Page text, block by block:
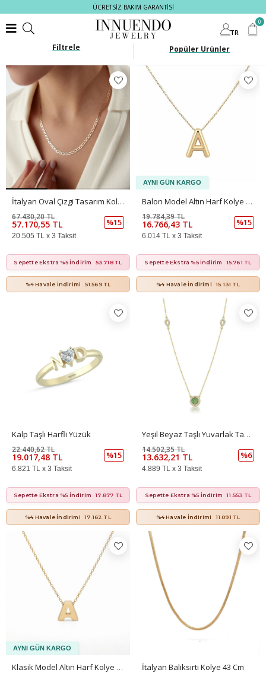
ÜCRETSİZ BAKIM GARANTİSİ
TR
0
Filtrele
İtalyan Oval Çizgi Tasarım Kolye 50 Cm
57.170,55 TL
67.430,20 TL
%15
20.505 TL x 3 Taksit
Sepette Ekstra %5 İndirim 53.718 TL
%4 Havale İndirimi 51.569 TL
Balon Model Altın Harf Kolye – Orta Boy Şık Tasarım (1,5 × 1,1 Cm – 0,3 Mm)
16.766,43 TL
19.784,39 TL
%15
6.014 TL x 3 Taksit
Sepette Ekstra %5 İndirim 15.761 TL
%4 Havale İndirimi 15.131 TL
Kalp Taşlı Harfli Yüzük
19.017,48 TL
22.440,62 TL
%15
6.821 TL x 3 Taksit
Sepette Ekstra %5 İndirim 17.877 TL
%4 Havale İndirimi 17.162 TL
Yeşil Beyaz Taşlı Yuvarlak Tasarım Kolye
13.632,21 TL
14.502,35 TL
%6
4.889 TL x 3 Taksit
Sepette Ekstra %5 İndirim 11.553 TL
%4 Havale İndirimi 11.091 TL
Klasik Model Altın Harf Kolye – Minimal Kare Tasarım (0,90 × 0,90 Cm – 0,25 Mm) İtalyan Balıksırtı Kolye 43 Cm